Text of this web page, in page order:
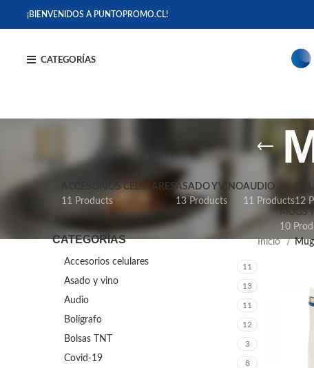
¡BIENVENIDOS A PUNTOPROMO.CL!
CATEGORÍAS
ACCESORIOS CELULARES
11 Products
ASADO Y VINO
13 Products
AUDIO
11 Products12
MUGS
10
CATEGORÍAS
Accesorios celulares 11
Asado y vino 13
Audio 11
Bolígrafo 12
Bolsas TNT 3
Covid-19 8
Inicio